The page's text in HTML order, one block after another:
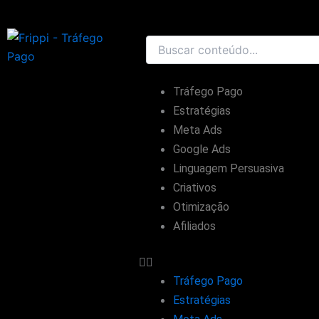
para
conteúdo
Tráfego Pago
Estratégias
Meta Ads
Google Ads
Linguagem Persuasiva
Criativos
Otimização
Afiliados
Tráfego Pago
Estratégias